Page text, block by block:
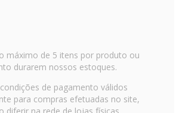
máximo de 5 itens por produto ou
durarem nossos estoques.
de pagamento válidos
para compras efetuadas no site,